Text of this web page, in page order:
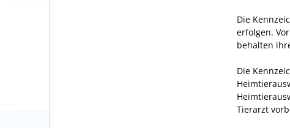
Die
erfolgen.
behalten
Die
Tierarzt